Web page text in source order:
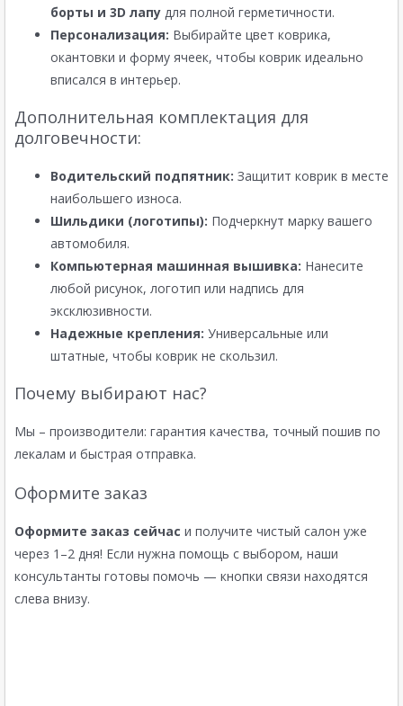
борты и 3D лапу для полной герметичности.
Персонализация: Выбирайте цвет коврика,
окантовки и форму ячеек, чтобы коврик идеально
вписался в интерьер.
Дополнительная комплектация для
долговечности:
Водительский подпятник: Защитит коврик в месте
наибольшего износа.
Шильдики (логотипы): Подчеркнут марку вашего
автомобиля.
Компьютерная машинная вышивка: Нанесите
любой рисунок, логотип или надпись для
эксклюзивности.
Надежные крепления: Универсальные или
штатные, чтобы коврик не скользил.
Почему выбирают нас?
Мы – производители: гарантия качества, точный пошив по
лекалам и быстрая отправка.
Оформите заказ
Оформите заказ сейчас и получите чистый салон уже
через 1–2 дня! Если нужна помощь с выбором, наши
консультанты готовы помочь — кнопки связи находятся
слева внизу.